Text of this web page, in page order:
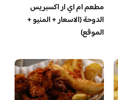
مطعم ام اي ار اكسبريس
الدوحة (الاسعار + المنيو +
الموقع)